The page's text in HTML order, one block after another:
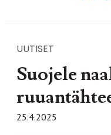
UUTISET
Suojele
25.4.2025